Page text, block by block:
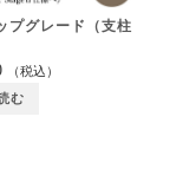
プグレード（支柱
（税込）
む